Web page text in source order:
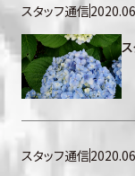
スタッフ通信
スタッフ通信